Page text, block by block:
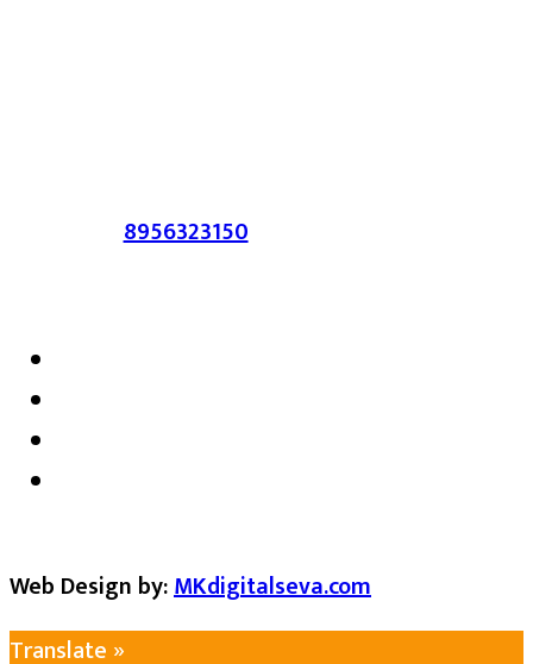
संपर्क :-8956323150/ ईमेल :-
Web Design by:MKdigitalseva.com
Translate »